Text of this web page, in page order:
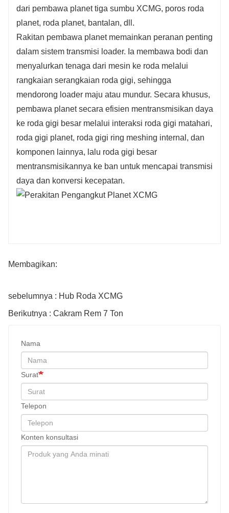
dari pembawa planet tiga sumbu XCMG, poros roda
planet, roda planet, bantalan, dll.
Rakitan pembawa planet memainkan peranan penting
dalam sistem transmisi loader. Ia membawa bodi dan
menyalurkan tenaga dari mesin ke roda melalui
rangkaian serangkaian roda gigi, sehingga
mendorong loader maju atau mundur. Secara khusus,
pembawa planet secara efisien mentransmisikan daya
ke roda gigi besar melalui interaksi roda gigi matahari,
roda gigi planet, roda gigi ring meshing internal, dan
komponen lainnya, lalu roda gigi besar
mentransmisikannya ke ban untuk mencapai transmisi
daya dan konversi kecepatan.
Membagikan:
sebelumnya : Hub Roda XCMG
Berikutnya : Cakram Rem 7 Ton
Nama
Surat
Telepon
Konten konsultasi